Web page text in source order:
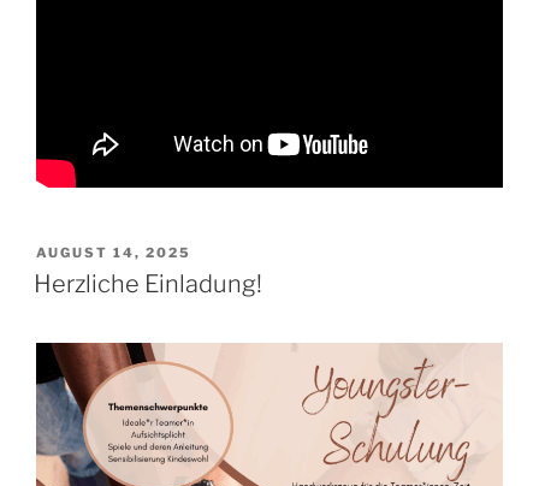
VERÖFFENTLICHT
AM
AUGUST 14, 2025
Herzliche Einladung!